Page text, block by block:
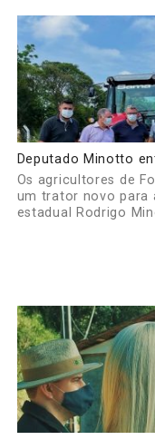
Deputado Minotto
Os agricultores de
um trator novo para
estadual Rodrigo